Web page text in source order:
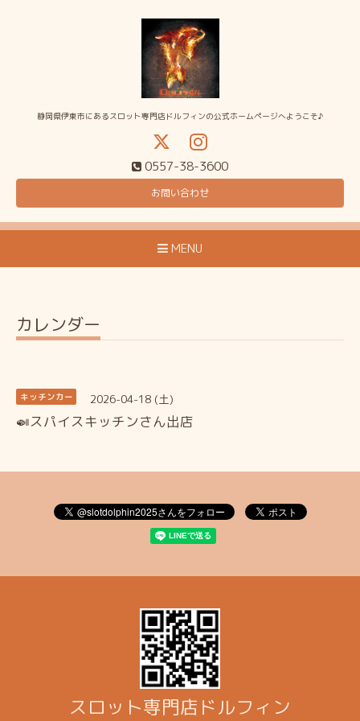
静岡県伊東市にあるスロット専門店ドルフィンの公式ホームページへようこそ♪
0557-38-3600
お問い合わせ
MENU
カレンダー
キッチンカー 2026-04-18 (土)
🍛スパイスキッチンさん出店
スロット専門店ドルフィン